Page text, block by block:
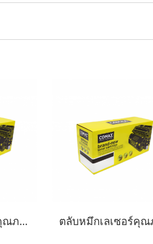
ตลับหมึกเลเซอร์คุณภาพสูงสำหรับ SAMSUNG รุ่น MLT-D116L NEW